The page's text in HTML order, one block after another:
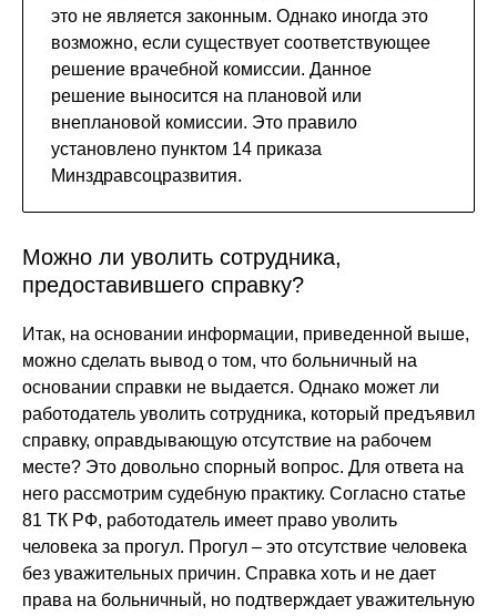
это не является законным. Однако иногда это
возможно, если существует соответствующее
решение врачебной комиссии. Данное
решение выносится на плановой или
внеплановой комиссии. Это правило
установлено пунктом 14 приказа
Минздравсоцразвития.
Можно ли уволить сотрудника,
предоставившего справку?
Итак, на основании информации, приведенной выше,
можно сделать вывод о том, что больничный на
основании справки не выдается. Однако может ли
работодатель уволить сотрудника, который предъявил
справку, оправдывающую отсутствие на рабочем
месте? Это довольно спорный вопрос. Для ответа на
него рассмотрим судебную практику. Согласно статье
81 ТК РФ, работодатель имеет право уволить
человека за прогул. Прогул – это отсутствие человека
без уважительных причин. Справка хоть и не дает
права на больничный, но подтверждает уважительную